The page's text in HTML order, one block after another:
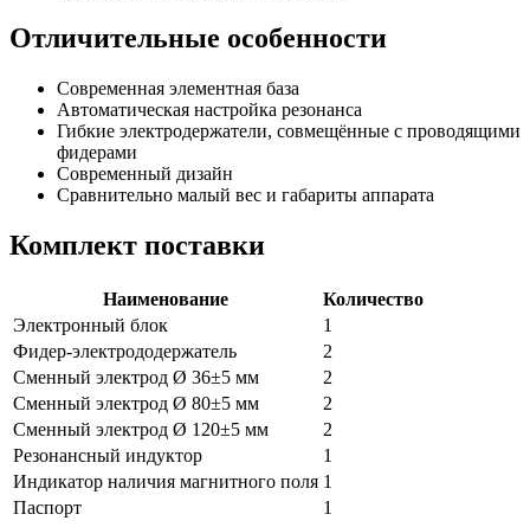
Отличительные особенности
Современная элементная база
Автоматическая настройка резонанса
Гибкие электродержатели, совмещённые с проводящими
фидерами
Современный дизайн
Сравнительно малый вес и габариты аппарата
Комплект поставки
Наименование
Количество
Электронный блок
1
Фидер-электрододержатель
2
Сменный электрод Ø 36±5 мм
2
Сменный электрод Ø 80±5 мм
2
Сменный электрод Ø 120±5 мм
2
Резонансный индуктор
1
Индикатор наличия магнитного поля 1
Паспорт
1